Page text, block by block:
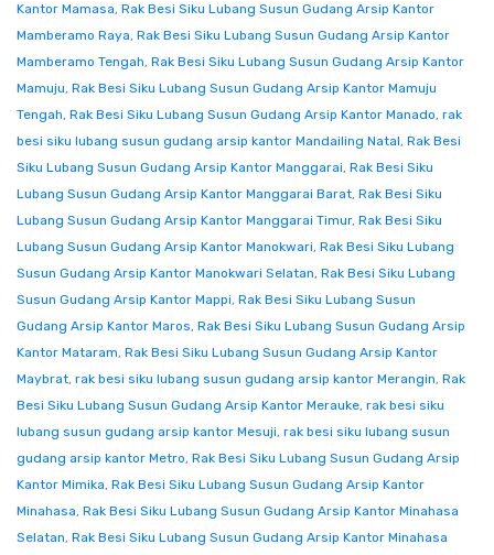
Kantor Mamasa, Rak Besi Siku Lubang Susun Gudang Arsip Kantor
Mamberamo Raya, Rak Besi Siku Lubang Susun Gudang Arsip Kantor
Mamberamo Tengah, Rak Besi Siku Lubang Susun Gudang Arsip Kantor
Mamuju, Rak Besi Siku Lubang Susun Gudang Arsip Kantor Mamuju
Tengah, Rak Besi Siku Lubang Susun Gudang Arsip Kantor Manado, rak
besi siku lubang susun gudang arsip kantor Mandailing Natal, Rak Besi
Siku Lubang Susun Gudang Arsip Kantor Manggarai, Rak Besi Siku
Lubang Susun Gudang Arsip Kantor Manggarai Barat, Rak Besi Siku
Lubang Susun Gudang Arsip Kantor Manggarai Timur, Rak Besi Siku
Lubang Susun Gudang Arsip Kantor Manokwari, Rak Besi Siku Lubang
Susun Gudang Arsip Kantor Manokwari Selatan, Rak Besi Siku Lubang
Susun Gudang Arsip Kantor Mappi, Rak Besi Siku Lubang Susun
Gudang Arsip Kantor Maros, Rak Besi Siku Lubang Susun Gudang Arsip
Kantor Mataram, Rak Besi Siku Lubang Susun Gudang Arsip Kantor
Maybrat, rak besi siku lubang susun gudang arsip kantor Merangin, Rak
Besi Siku Lubang Susun Gudang Arsip Kantor Merauke, rak besi siku
lubang susun gudang arsip kantor Mesuji, rak besi siku lubang susun
gudang arsip kantor Metro, Rak Besi Siku Lubang Susun Gudang Arsip
Kantor Mimika, Rak Besi Siku Lubang Susun Gudang Arsip Kantor
Minahasa, Rak Besi Siku Lubang Susun Gudang Arsip Kantor Minahasa
Selatan, Rak Besi Siku Lubang Susun Gudang Arsip Kantor Minahasa